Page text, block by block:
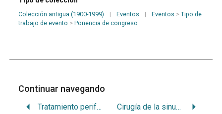
Colección antigua (1900-1999) | Eventos | Eventos >Tipo de
trabajo de evento >Ponencia de congreso
Continuar navegando
Tratamiento periférico de la neuralgia localizada en los nervios maxilar superior e inferior Cirugía de la sinusitis maxilar de origen dentario